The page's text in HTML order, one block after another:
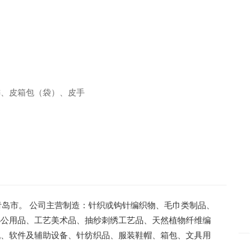
皮箱包（袋）、皮手
然植物纤维编织工艺
化设计服务，新材料
设计：服装、首饰、
。 公司主营制造：针织或钩针编织物、毛巾类制品、
用品、工艺美术品、抽纱刺绣工艺品、天然植物纤维编
软件及辅助设备、针纺织品、服装鞋帽、箱包、文具用